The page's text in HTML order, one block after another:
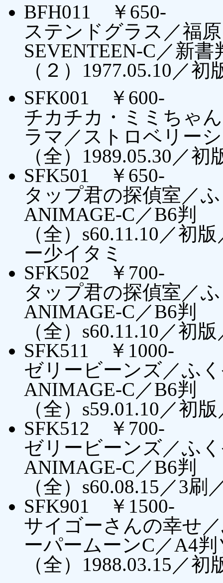
BFH011 ￥650-
ステンドグラス／福
SEVENTEEN-C／新書
（２）1977.05.10／
SFK001 ￥600-
チカチカ・ミミちゃ
ラマ／ストロベリー
（全）1989.05.30／初
SFK501 ￥650-
タップ君の探偵室／
ANIMAGE-C／B6判
（全）s60.11.10／初
ー少イタミ
SFK502 ￥700-
タップ君の探偵室／
ANIMAGE-C／B6判
（全）s60.11.10／初
SFK511 ￥1000-
ゼリービーンズ／ふ
ANIMAGE-C／B6判
（全）s59.01.10／初
SFK512 ￥700-
ゼリービーンズ／ふ
ANIMAGE-C／B6判
（全）s60.08.15／3刷
SFK901 ￥1500-
サイゴーさんの幸せ
ーパームーンC／A4
（全）1988.03.15／初